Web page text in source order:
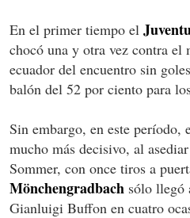
En el primer tiempo el
chocó una y otra vez contra el
ecuador del encuentro sin
balón del 52 por ciento para
Sin embargo, en este período,
mucho más decisivo, al
Sommer, con once tiros a
Mönchengradbach sólo llegó
Gianluigi Buffon en cuatro